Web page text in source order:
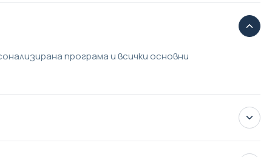
програма и всички основни